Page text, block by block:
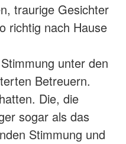
traurige Gesichter
richtig nach Hause
unter den
Betreuern.
Die, die
sogar als das
Stimmung und